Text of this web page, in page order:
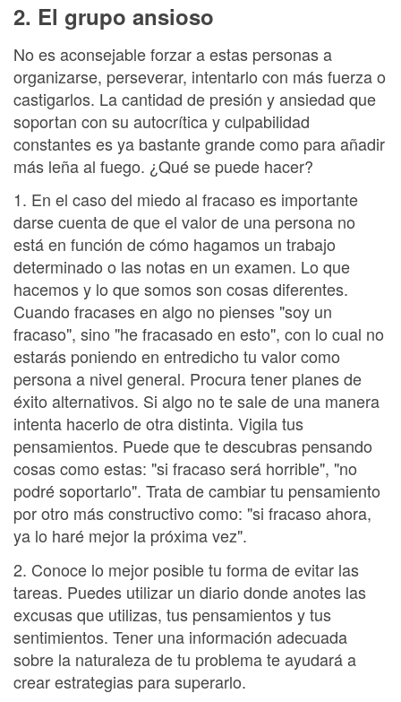
2. El grupo ansioso
No es aconsejable forzar a estas personas a
organizarse, perseverar, intentarlo con más fuerza o
castigarlos. La cantidad de presión y ansiedad que
soportan con su autocrítica y culpabilidad
constantes es ya bastante grande como para añadir
más leña al fuego. ¿Qué se puede hacer?
1. En el caso del miedo al fracaso es importante
darse cuenta de que el valor de una persona no
está en función de cómo hagamos un trabajo
determinado o las notas en un examen. Lo que
hacemos y lo que somos son cosas diferentes.
Cuando fracases en algo no pienses "soy un
fracaso", sino "he fracasado en esto", con lo cual no
estarás poniendo en entredicho tu valor como
persona a nivel general. Procura tener planes de
éxito alternativos. Si algo no te sale de una manera
intenta hacerlo de otra distinta. Vigila tus
pensamientos. Puede que te descubras pensando
cosas como estas: "si fracaso será horrible", "no
podré soportarlo". Trata de cambiar tu pensamiento
por otro más constructivo como: "si fracaso ahora,
ya lo haré mejor la próxima vez".
2. Conoce lo mejor posible tu forma de evitar las
tareas. Puedes utilizar un diario donde anotes las
excusas que utilizas, tus pensamientos y tus
sentimientos. Tener una información adecuada
sobre la naturaleza de tu problema te ayudará a
crear estrategias para superarlo.